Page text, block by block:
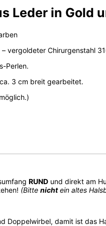
Leder in Gold
vergoldeter Chirurgenstahl
Perlen.
3 cm breit gearbeitet.
RUND und direkt am
(Bitte nichtein altes
Doppelwirbel, damit ist das